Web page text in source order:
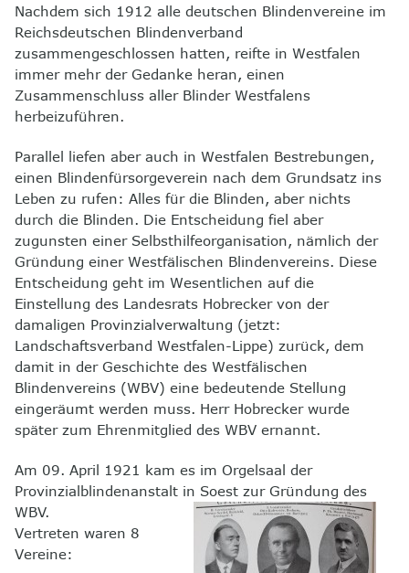
8
Kontakt
Nachdem sich 1912 alle deutschen Blindenvereine im
Reichsdeutschen Blindenverband
zusammengeschlossen hatten, reifte in Westfalen
immer mehr der Gedanke heran, einen
Zusammenschluss aller Blinder Westfalens
herbeizuführen.
Parallel liefen aber auch in Westfalen Bestrebungen,
einen Blindenfürsorgeverein nach dem Grundsatz ins
Leben zu rufen: Alles für die Blinden, aber nichts
durch die Blinden. Die Entscheidung fiel aber
zugunsten einer Selbsthilfeorganisation, nämlich der
Gründung einer Westfälischen Blindenvereins. Diese
Entscheidung geht im Wesentlichen auf die
Einstellung des Landesrats Hobrecker von der
damaligen Provinzialverwaltung (jetzt:
Landschaftsverband Westfalen-Lippe) zurück, dem
damit in der Geschichte des Westfälischen
Blindenvereins (WBV) eine bedeutende Stellung
eingeräumt werden muss. Herr Hobrecker wurde
später zum Ehrenmitglied des WBV ernannt.
Am 09. April 1921 kam es im Orgelsaal der
Provinzialblindenanstalt in Soest zur Gründung des
WBV.
Vertreten waren 8
Vereine: